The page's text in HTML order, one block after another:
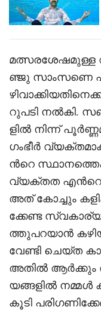
മത്സരശേഷമുള്ള
ഞ്ജു സാംസണെ
റുപടി നല്‍കി.
ളിൽ നിന്ന്
ഗംഭീർ
ന്‍റെ
വ്യക്തത എന്‍റെ
അത് കോച്ചും
ക്കേണ്ട
ത്തുപറയാൻ
വേണ്ടി ചെയ്ത
അതിൽ ആർക്കും
യങ്ങളിൽ നമ്മൾ
കൂടി